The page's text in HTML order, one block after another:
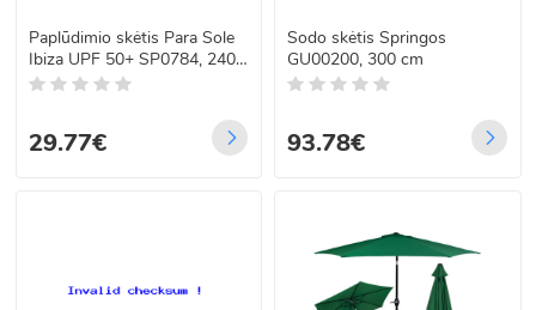
Paplūdimio skėtis Para Sole
Ibiza UPF 50+ SP0784, 240
cm
29.77€
Sodo skėtis Springos
GU00200, 300 cm
93.78€